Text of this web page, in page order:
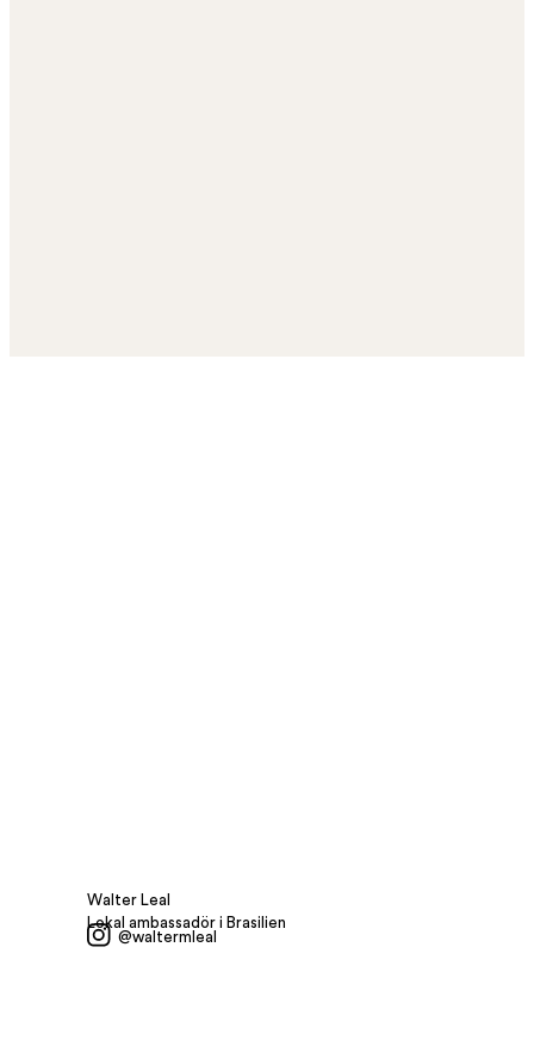
Walter Leal
Lokal ambassadör i Brasilien
@waltermleal